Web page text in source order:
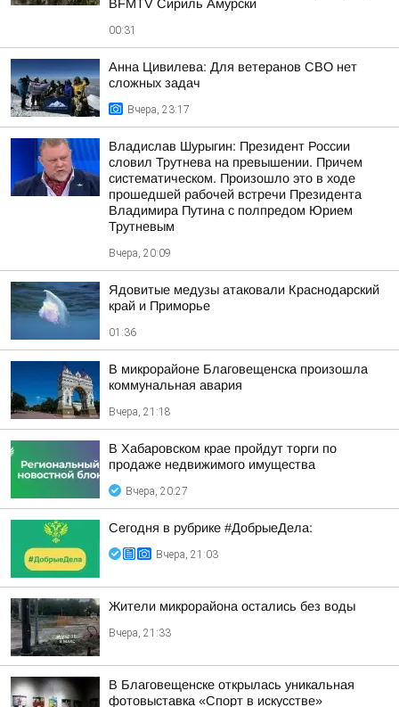
BFMTV Сириль Амурски
00:31
Анна Цивилева: Для ветеранов СВО нет
сложных задач
Вчера, 23:17
Владислав Шурыгин: Президент России
словил Трутнева на превышении. Причем
систематическом. Произошло это в ходе
прошедшей рабочей встречи Президента
Владимира Путина с полпредом Юрием
Трутневым
Вчера, 20:09
Ядовитые медузы атаковали Краснодарский
край и Приморье
01:36
В микрорайоне Благовещенска произошла
коммунальная авария
Вчера, 21:18
В Хабаровском крае пройдут торги по
продаже недвижимого имущества
Вчера, 20:27
Сегодня в рубрике #ДобрыеДела:
Вчера, 21:03
Жители микрорайона остались без воды
Вчера, 21:33
В Благовещенске открылась уникальная
фотовыставка «Спорт в искусстве»